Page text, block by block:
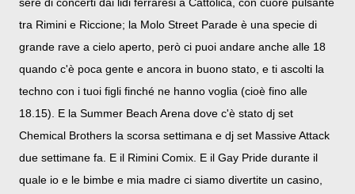
tra Rimini e Riccione; la Molo Street Parade è una specie di
grande rave a cielo aperto, però ci puoi andare anche alle 18
quando c'è poca gente e ancora in buono stato, e ti ascolti la
techno con i tuoi figli finché ne hanno voglia (cioè fino alle
18.15). E la Summer Beach Arena dove c'è stato dj set
Chemical Brothers la scorsa settimana e dj set Massive Attack
due settimane fa. E il Rimini Comix. E il Gay Pride durante il
quale io e le bimbe e mia madre ci siamo divertite un casino,